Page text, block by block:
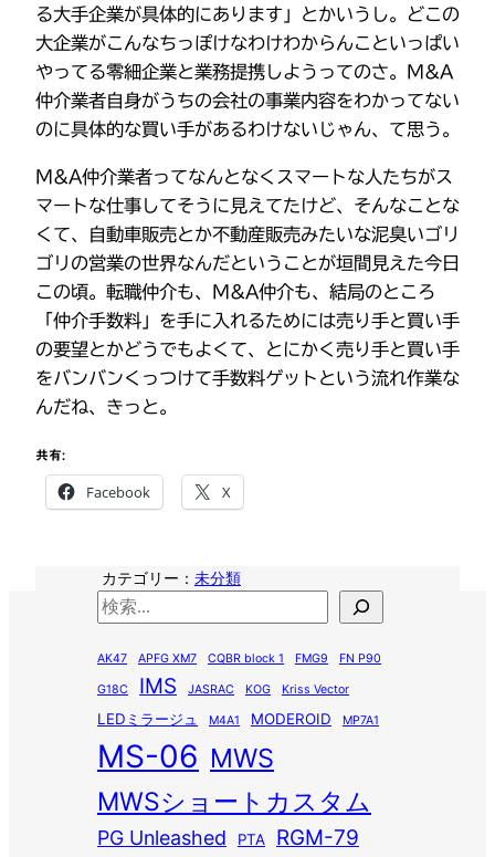
る大手企業が具体的にあります」とかいうし。どこの
大企業がこんなちっぽけなわけわからんこといっぱい
やってる零細企業と業務提携しようってのさ。M&A
仲介業者自身がうちの会社の事業内容をわかってない
のに具体的な買い手があるわけないじゃん、て思う。
M&A仲介業者ってなんとなくスマートな人たちがス
マートな仕事してそうに見えてたけど、そんなことな
くて、自動車販売とか不動産販売みたいな泥臭いゴリ
ゴリの営業の世界なんだということが垣間見えた今日
この頃。転職仲介も、M&A仲介も、結局のところ
「仲介手数料」を手に入れるためには売り手と買い手
の要望とかどうでもよくて、とにかく売り手と買い手
をバンバンくっつけて手数料ゲットという流れ作業な
んだね、きっと。
共有:
Facebook X
カテゴリー： 未分類
検
AK47 APFG XM7 CQBR block 1 FMG9 FN P90
G18C IMS JASRAC KOG Kriss Vector
LEDミラージュ M4A1 MODEROID MP7A1
MS-06 MWS
MWSショートカスタム
PG Unleashed PTA RGM-79